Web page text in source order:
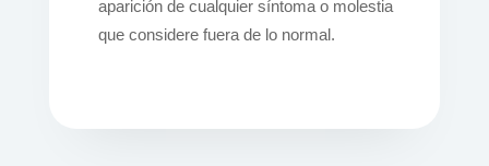
aparición de cualquier síntoma o molestia
que considere fuera de lo normal.